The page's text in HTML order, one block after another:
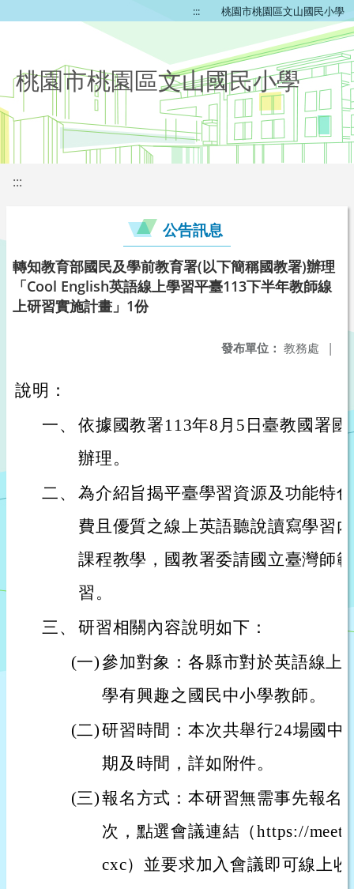
::: 桃園市桃園區文山國民小學
桃園市桃園區文山國民小學
:::
公告訊息
轉知教育部國民及學前教育署(以下簡稱國教署)辦理
「Cool English英語線上學習平臺113下半年教師線
上研習實施計畫」1份
發布單位： 教務處 |
說明：
一、 依據國教署113年8月5日臺教國署
辦理。
二、 為介紹旨揭平臺學習資源及功能特
費且優質之線上英語聽說讀寫學習
課程教學，國教署委請國立臺灣師
習。
三、 研習相關內容說明如下：
(一)參加對象：各縣市對於英語線上
學有興趣之國民中小學教師。
(二)研習時間：本次共舉行24場國中
期及時間，詳如附件。
(三)報名方式：本研習無需事先報名
次，點選會議連結（https://
cxc）並要求加入會議即可線上